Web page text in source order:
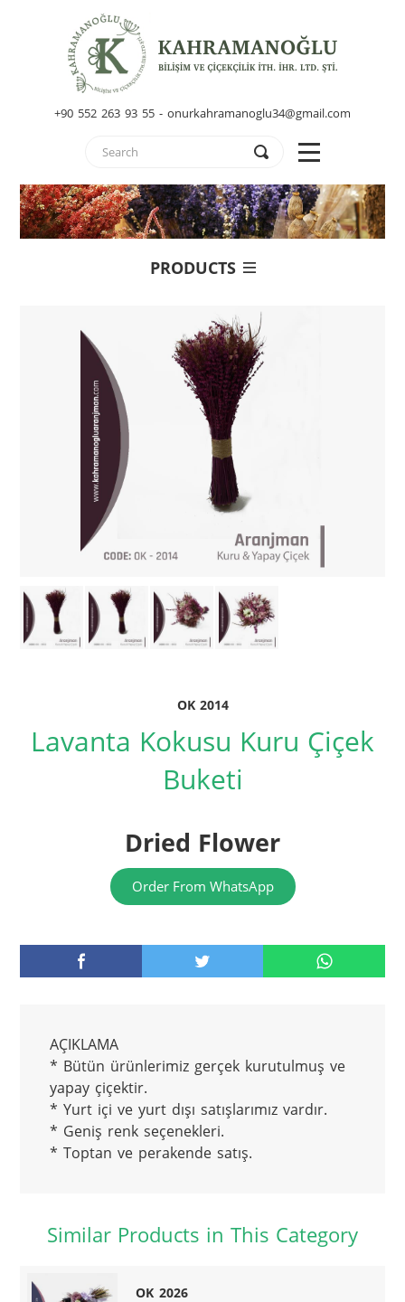
+90 552 263 93 55 - onurkahramanoglu34@gmail.com
PRODUCTS
OK 2014
Lavanta Kokusu Kuru Çiçek
Buketi
Dried Flower
Order From WhatsApp
AÇIKLAMA
* Bütün ürünlerimiz gerçek kurutulmuş ve
yapay çiçektir.
* Yurt içi ve yurt dışı satışlarımız vardır.
* Geniş renk seçenekleri.
* Toptan ve perakende satış.
Similar Products in This Category
OK 2026